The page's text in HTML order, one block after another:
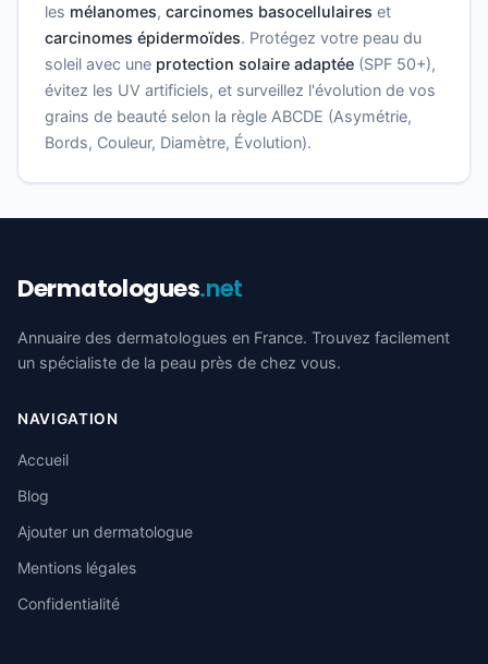
les mélanomes, carcinomes basocellulaires et
carcinomes épidermoïdes. Protégez votre peau du
soleil avec une protection solaire adaptée (SPF 50+),
évitez les UV artificiels, et surveillez l'évolution de vos
grains de beauté selon la règle ABCDE (Asymétrie,
Bords, Couleur, Diamètre, Évolution).
Dermatologues.net
Annuaire des dermatologues en France. Trouvez facilement
un spécialiste de la peau près de chez vous.
NAVIGATION
Accueil
Blog
Ajouter un dermatologue
Mentions légales
Confidentialité